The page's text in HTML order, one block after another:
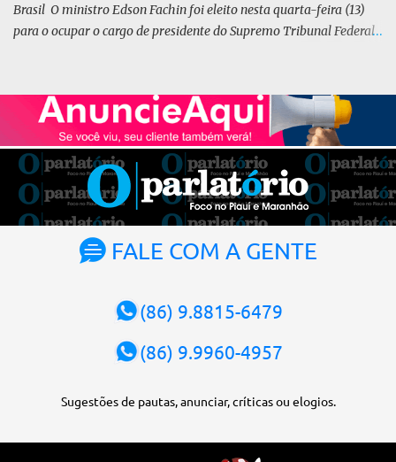
contra o projeto de l...
Brasil O ministro Edson Fachin foi eleito nesta quarta-feira (13)
para o ocupar o cargo de presidente do Supremo Tribunal Federal
votação foi feita de forma simbólica pelo plenário da Corte.
Atualmente, Fachin é o vice-presidente e, pelo critério de
antiguidade, deve assumir o cargo. Conforme o regimento interno,
o tribunal deve ser comandado pelo ministro mais antigo que
ainda não presidiu a Corte. O novo presidente vai suceder a Luís
Roberto Barroso, que completará o mandato de dois anos. Ao
cumprimentar Fachin pela eleição, Barroso afirmou que o país
tem sorte de ter o ministro na cadeira de presidente da Corte.
“Considero, pessoalmente e institucionalmente, que é uma sorte
FALE COM A GENTE
(86) 9.8815-6479
(86) 9.9960-4957
Sugestões de pautas, anunciar, críticas ou elogios.